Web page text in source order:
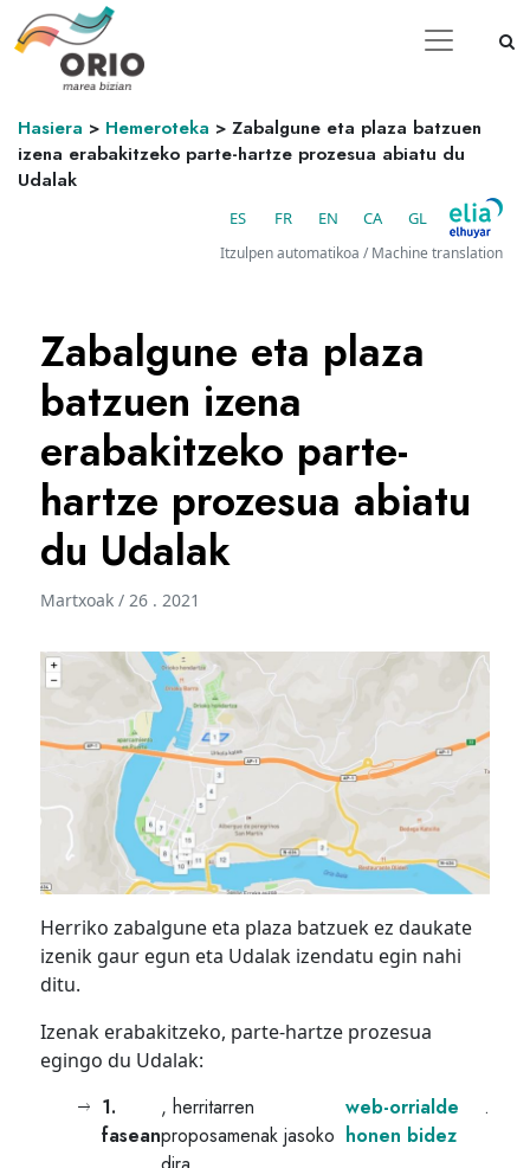
Hasiera > Hemeroteka > Zabalgune eta plaza batzuen
izena erabakitzeko parte-hartze prozesua abiatu du
Udalak
ES FR EN CA GL
Itzulpen automatikoa / Machine translation
Zabalgune eta plaza
batzuen izena
erabakitzeko parte-
hartze prozesua abiatu
du Udalak
Martxoak / 26 . 2021
Herriko zabalgune eta plaza batzuek ez daukate
izenik gaur egun eta Udalak izendatu egin nahi
ditu.
Izenak erabakitzeko, parte-hartze prozesua
egingo du Udalak:
1.
fasean
, herritarren
proposamenak jasoko
web-orrialde
honen bidez
.